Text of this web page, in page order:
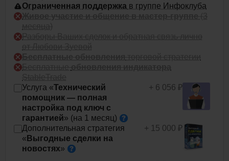
Ограниченная поддержка в группе Инфоклуба
Услуга «Технический
помощник — полная
настройка под ключ с
гарантией» (на 1 месяц)
+ 6 056 ₽
Дополнительная стратегия
« Выгодные сделки на
новостях»
+ 15 000 ₽